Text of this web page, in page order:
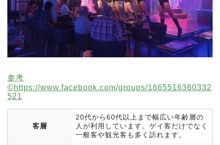
参考
©️https://www.facebook.com/groups/1665516360332
521
客層
20代から60代以上まで幅広い年齢層の
人が利用しています。ゲイ客だけでなく
一般客や観光客も多く訪れます。